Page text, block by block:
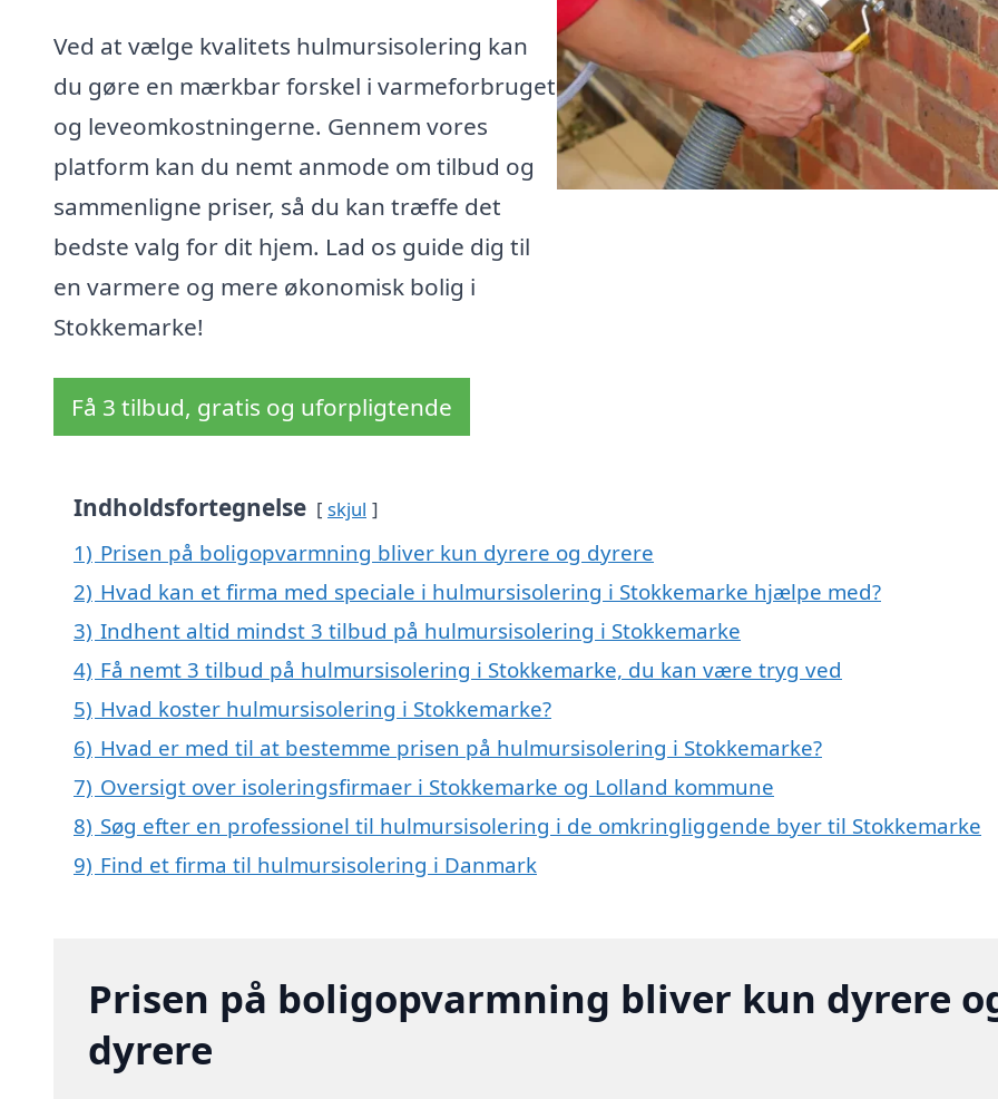
Ved at vælge kvalitets hulmursisolering kan
du gøre en mærkbar forskel i varmeforbruget
og leveomkostningerne. Gennem vores
platform kan du nemt anmode om tilbud og
sammenligne priser, så du kan træffe det
bedste valg for dit hjem. Lad os guide dig til
en varmere og mere økonomisk bolig i
Stokkemarke!
Få 3 tilbud, gratis og uforpligtende
Indholdsfortegnelse skjul
1) Prisen på boligopvarmning bliver kun dyrere og dyrere
2) Hvad kan et firma med speciale i hulmursisolering i Stokkemarke hjælpe med?
3) Indhent altid mindst 3 tilbud på hulmursisolering i Stokkemarke
4) Få nemt 3 tilbud på hulmursisolering i Stokkemarke, du kan være tryg ved
5) Hvad koster hulmursisolering i Stokkemarke?
6) Hvad er med til at bestemme prisen på hulmursisolering i Stokkemarke?
7) Oversigt over isoleringsfirmaer i Stokkemarke og Lolland kommune
8) Søg efter en professionel til hulmursisolering i de omkringliggende byer til Stokkemarke
9) Find et firma til hulmursisolering i Danmark
Prisen på boligopvarmning bliver kun dyrere
dyrere